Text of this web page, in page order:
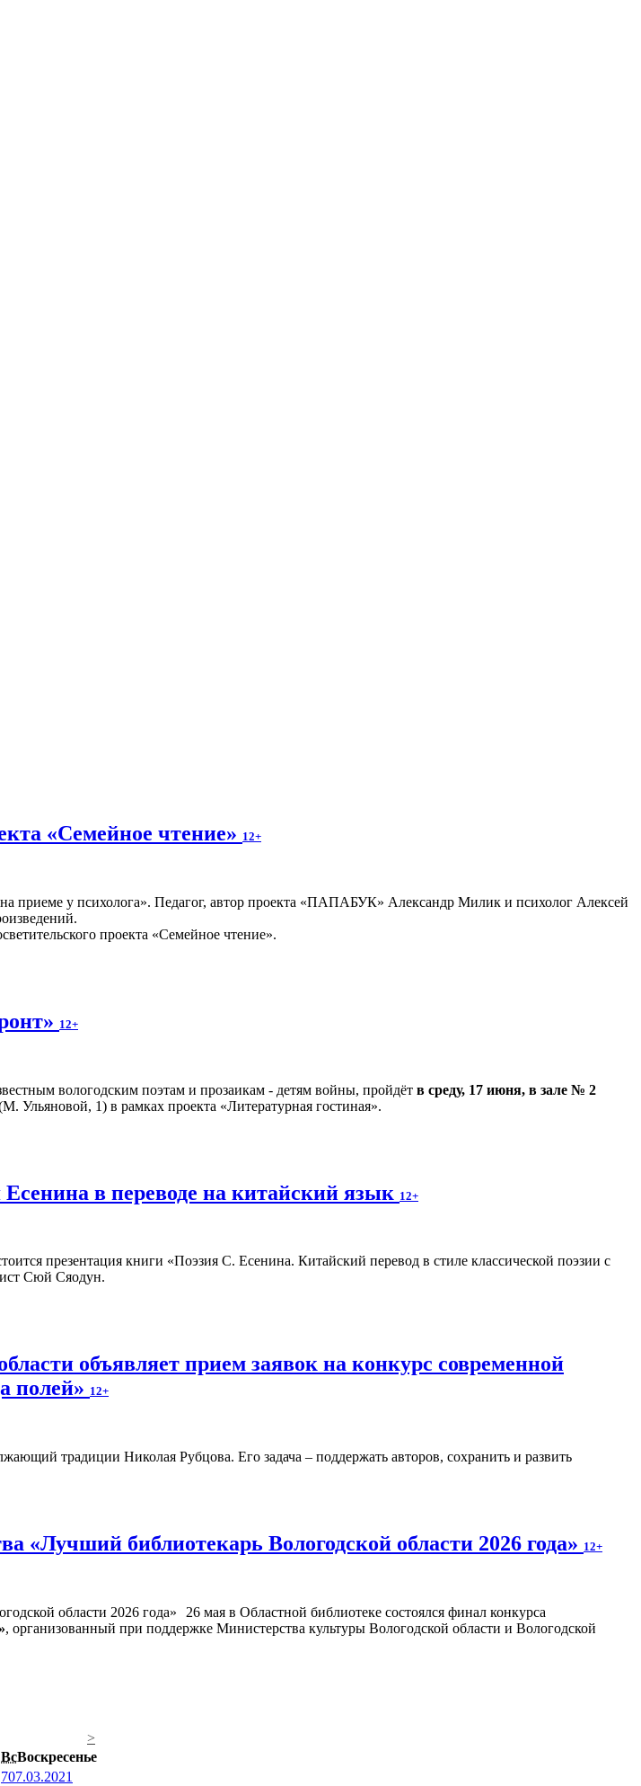
«Семейное чтение» 12+
приеме у психолога». Педагог, автор проекта «ПАПАБУК» Александр Милик и психолог Алексей
проекта «Семейное чтение».
12+
вологодским поэтам и прозаикам - детям войны, пройдёт в среду, 17 июня, в зале № 2
Ульяновой, 1) в рамках проекта «Литературная гостиная».
в переводе на китайский язык 12+
презентация книги «Поэзия С. Есенина. Китайский перевод в стиле классической поэзии с
Сюй Сяодун.
объявляет прием заявок на конкурс современной
полей» 12+
традиции Николая Рубцова. Его задача – поддержать авторов, сохранить и развить
«Лучший библиотекарь Вологодской области 2026 года» 12+
26 мая в Областной библиотеке состоялся финал конкурса
, организованный при поддержке Министерства культуры Вологодской области и Вологодской
>
ВсВоскресенье
707.03.2021